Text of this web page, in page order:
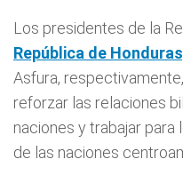
Los presidentes de la
República de
Asfura,
reforzar las relaciones
naciones y trabajar para
de las naciones